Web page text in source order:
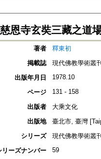
恩寺玄奘三藏之道
著者
釋東初
掲載誌
現代佛教學術叢
出版年月日
1978.10
ページ 131 - 158
出版者
大乘文化
出版地
臺北市, 臺灣
シリーズ
現代佛教學術叢刊
リーズナンバー
59